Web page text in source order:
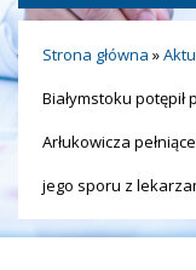
Strona główna »
Białymstoku
Arłukowicza
jego sporu z